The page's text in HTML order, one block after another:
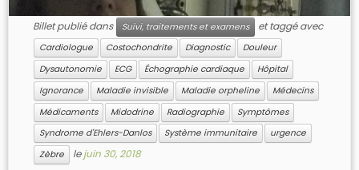
Billet publié dans Suivi, traitements et examens et taggé avec
Cardiologue Costochondrite Diagnostic
Douleur
Dysautonomie
ECG Échographie cardiaque
Hôpital
Ignorance
Maladie invisible Maladie orpheline
Médecins
Médicaments
Midodrine Radiographie
Symptômes
Syndrome d'Ehlers-Danlos
Système immunitaire
urgence
Zèbre
lejuin 30, 2018